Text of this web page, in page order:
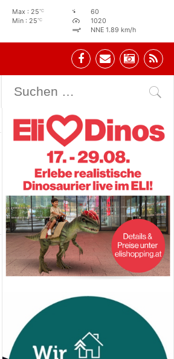
Max : 25°C
Min : 25°C
60
1020
NNE 1.89 km/h
Stehbeisl Stainach Öffnungszeiten